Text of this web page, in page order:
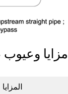
مزايا وعيوب
المزايا